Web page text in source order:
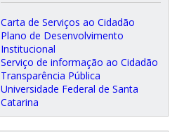
Carta de Serviços ao Cidadão
Plano de Desenvolvimento
Institucional
Serviço de informação ao Cidadão
Transparência Pública
Universidade Federal de Santa
Catarina